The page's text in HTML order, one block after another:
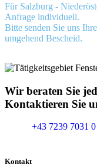
Für Salzburg -
Anfrage individuell.
Bitte senden Sie uns
umgehend Bescheid.
Wir beraten Sie
Kontaktieren Sie
+43 7239 7031 0
Kontakt